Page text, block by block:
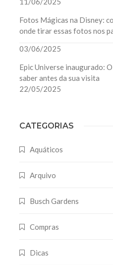
Fotos Mágicas na Disney:
onde tirar essas fotos nos
03/06/2025
Epic Universe inaugurado:
saber antes da sua visita
22/05/2025
CATEGORIAS
Aquáticos
Arquivo
Busch Gardens
Compras
Dicas